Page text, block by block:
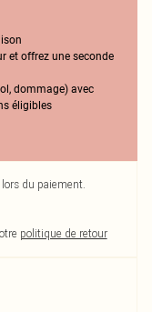
et offrez une seconde
dommage) avec
éligibles
du paiement.
politique de retour